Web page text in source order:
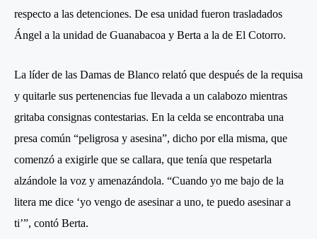
respecto a las detenciones. De esa unidad fueron trasladados
Ángel a la unidad de Guanabacoa y Berta a la de El Cotorro.
La líder de las Damas de Blanco relató que después de la requisa
y quitarle sus pertenencias fue llevada a un calabozo mientras
gritaba consignas contestarias. En la celda se encontraba una
presa común “peligrosa y asesina”, dicho por ella misma, que
comenzó a exigirle que se callara, que tenía que respetarla
alzándole la voz y amenazándola. “Cuando yo me bajo de la
litera me dice ‘yo vengo de asesinar a uno, te puedo asesinar a
ti’”, contó Berta.